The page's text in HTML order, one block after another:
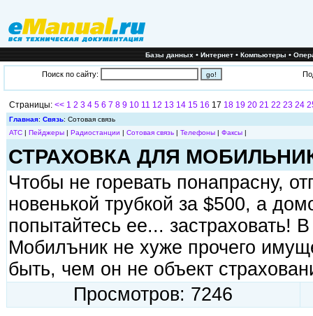
Базы данных•Интернет•Компьютеры•
Поиск по сайту:
Страницы: << 1 2 3 4 5 6 7 8 9 10 11 12 13 14 15 16 17 18 19 20 21 22 23 24
Главная: Связь: Сотовая связь
АТС| Пейджеры| Радиостанции | Сотовая связь| Телефоны| Факсы|
СТРАХОВКА ДЛЯ
Чтобы не горевать понапрасну,
новенькой трубкой за $500, а
попытайтесь ее... застраховать!
Мобилъник не хуже прочего
быть, чем он не объект
Просмотров: 7246